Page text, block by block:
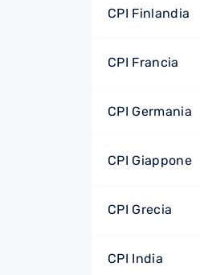
CPI Finlandia
CPI Francia
CPI Germania
CPI Giappone
CPI Grecia
CPI India